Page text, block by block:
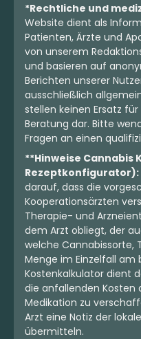
Apollo 25/1 KOK
Motor Crasher
0 (0)
THC:25% CBD:1%
Ab 3,81 €
3.81 €
MEHR
*Rechtliche und
Website dient als
Patienten, Ärzte und
von unserem
und basieren auf
Berichten unserer
ausschließlich
stellen keinen Ersatz
Beratung dar. Bitte
Fragen an einen
**Hinweise
Rezeptkonfigurator):
darauf, dass die
Kooperationsärzten
Therapie- und
dem Arzt obliegt, der
welche Cannabissorte,
Menge im Einzelfall
Kostenkalkulator dient
die anfallenden Kosten
Medikation zu
Arzt eine Notiz der
übermitteln.